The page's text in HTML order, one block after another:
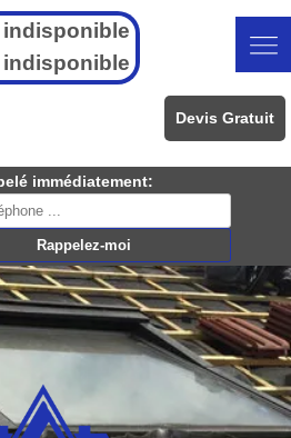
indisponible
indisponible
Devis Gratuit
immédiatement: